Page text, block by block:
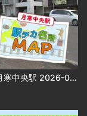
駅から5分の名所を発見！駅チカ名所MAP〜月寒中央駅 2026-08-05